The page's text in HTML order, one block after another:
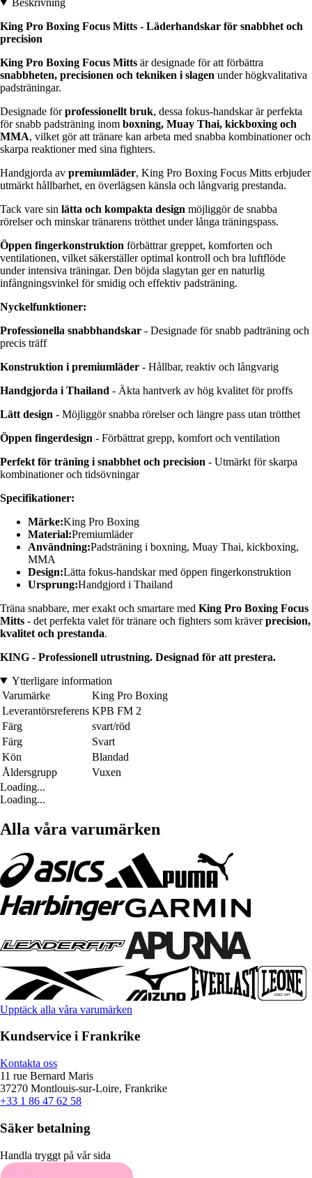
King Pro Boxing Focus Mitts - Läderhandskar för snabbhet och
precision
King Pro Boxing Focus Mitts är designade för att förbättra
snabbheten, precisionen och tekniken i slagen under högkvalitativa
padsträningar.
Designade förprofessionellt bruk, dessa fokus-handskar är perfekta
för snabb padsträning inom boxning, Muay Thai, kickboxing och
MMA, vilket gör att tränare kan arbeta med snabba kombinationer och
skarpa reaktioner med sina fighters.
Handgjorda av premiumläder, King Pro Boxing Focus Mitts erbjuder
utmärkt hållbarhet, en överlägsen känsla och långvarig prestanda.
Tack vare sin lätta och kompakta design möjliggör de snabba
rörelser och minskar tränarens trötthet under långa träningspass.
Öppen fingerkonstruktion förbättrar greppet, komforten och
ventilationen, vilket säkerställer optimal kontroll och bra luftflöde
under intensiva träningar. Den böjda slagytan ger en naturlig
infångningsvinkel för smidig och effektiv padsträning.
Nyckelfunktioner:
Professionella snabbhandskar - Designade för snabb padträning och
precis träff
Konstruktion i premiumläder - Hållbar, reaktiv och långvarig
Handgjorda i Thailand - Äkta hantverk av hög kvalitet för proffs
Lätt design - Möjliggör snabba rörelser och längre pass utan trötthet
Öppen fingerdesign - Förbättrat grepp, komfort och ventilation
Perfekt för träning i snabbhet och precision - Utmärkt för skarpa
kombinationer och tidsövningar
Specifikationer:
Märke:King Pro Boxing
Material:Premiumläder
Användning:Padsträning i boxning, Muay Thai, kickboxing,
MMA
Design:Lätta fokus-handskar med öppen fingerkonstruktion
Ursprung:Handgjord i Thailand
Träna snabbare, mer exakt och smartare med King Pro Boxing Focus
Mitts - det perfekta valet för tränare och fighters som kräverprecision,
kvalitet och prestanda.
KING - Professionell utrustning. Designad för att prestera.
Ytterligare information
Varumärke
King Pro Boxing
Leverantörsreferens KPB FM 2
Färg
svart/röd
Färg
Svart
Kön
Blandad
Åldersgrupp
Vuxen
Loading...
Loading...
Alla våra varumärken
Upptäck alla våra varumärken
Kundservice i Frankrike
Kontakta oss
11 rue Bernard Maris
37270 Montlouis-sur-Loire, Frankrike
+33 1 86 47 62 58
Säker betalning
Handla tryggt på vår sida